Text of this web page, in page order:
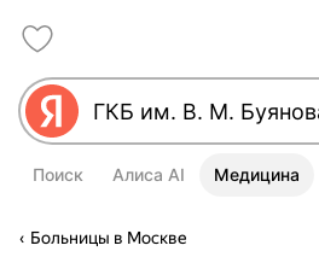
Поиск Алиса AI Медицина
Больницы в Москве